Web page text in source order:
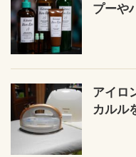
プーや
アイロ
カルル